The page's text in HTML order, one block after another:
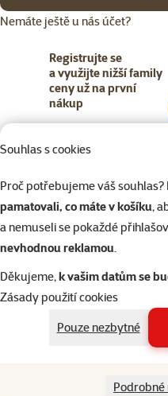
Souhlas s cookies
Proč potřebujeme váš
pamatovali, co máte v košíku,
a nemuseli se pokaždé
nevhodnou reklamou.
Děkujeme,k vašim datům se
Zásady použití cookies
Pouze nezbytné
Nemáte ještě u nás účet?
Registrujte se
a využijte nižší family
ceny už na první
nákup
Napište nám
neboWhatsApp